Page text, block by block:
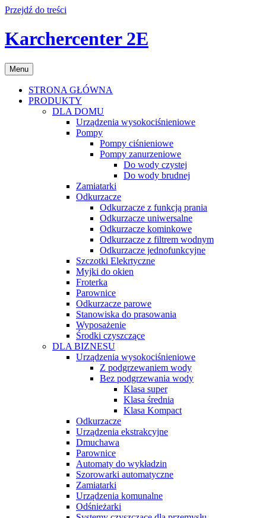
Przejdź do treści
Karchercenter 2E
Menu
STRONA GŁÓWNA
PRODUKTY
DLA DOMU
Urządzenia wysokociśnieniowe
Pompy
Pompy ciśnieniowe
Pompy zanurzeniowe
Do wody czystej
Do wody brudnej
Zamiatarki
Odkurzacze
Odkurzacze z funkcją prania
Odkurzacze uniwersalne
Odkurzacze kominkowe
Odkurzacze z filtrem wodnym
Odkurzacze jednofunkcyjne
Szczotki Elekrtyczne
Myjki do okien
Froterka
Parownice
Odkurzacze parowe
Stanowiska do prasowania
Wyposażenie
Środki czyszczące
DLA BIZNESU
Urządzenia wysokociśnieniowe
Z podgrzewaniem wody
Bez podgrzewania wody
Klasa super
Klasa średnia
Klasa Kompact
Odkurzacze
Urządzenia ekstrakcyjne
Dmuchawa
Parownice
Automaty do wykładzin
Szorowarki automatyczne
Zamiatarki
Urządzenia komunalne
Odśnieżarki